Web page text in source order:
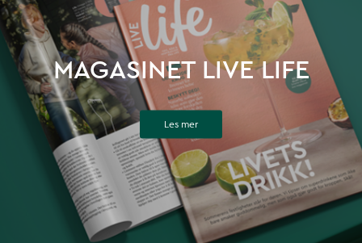
MAGASINET LIVE LIFE
Les mer